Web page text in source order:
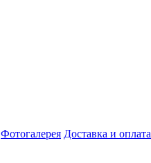
Фотогалерея Доставка и оплата